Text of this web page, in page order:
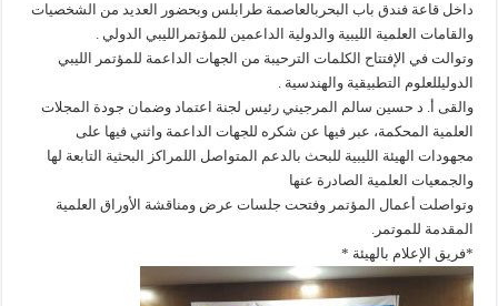
داخل قاعة فندق باب البحربالعاصمة طرابلس وبحضور العديد من الشخصيات
والقامات العلمية الليبية والدولية الداعمين للمؤتمرالليبي الدولي .
وتوالت في الإفتتاح الكلمات الترحيبة من الجهات الداعمة للمؤتمر الليبي
الدوليللعلوم التطبيقية والهندسية .
والقى أ. د حسين سالم المرجيني رئيس لجنة اعتماد وضمان جودة المجلات
العلمية المحكمة، عبر فيها عن شكره للجهات الداعمة واثني فيها على
مجهودات الهيئة الليبية للبحث بالدعم المتواصل اللمراكز البحثية التابعة لها
والجمعيات العلمية الصادرة عنها
وتواصلت أعمال المؤتمر وفتحت جلسات عرض ومناقشة الأوراق العلمية
المقدمة للموتمر.
*فريق الإعلام بالهيئة *